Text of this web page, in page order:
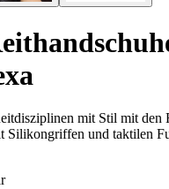
mit Stil mit den
Silikongriffen und taktilen